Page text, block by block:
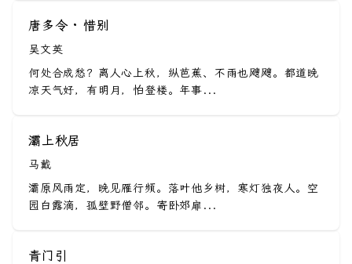
唐多令 · 惜别
吴文英
何处合成愁？离人心上秋，纵芭蕉、不雨也飕飕。都道晚
凉天气好，有明月，怕登楼。年事...
灞上秋居
马戴
灞原风雨定，晚见雁行频。落叶他乡树，寒灯独夜人。空
园白露滴，孤壁野僧邻。寄卧郊扉...
青门引